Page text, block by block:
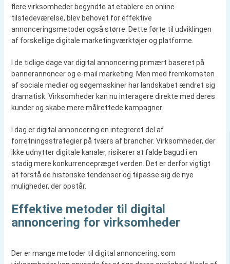
flere virksomheder begyndte at etablere en online
tilstedeværelse, blev behovet for effektive
annonceringsmetoder også større. Dette førte til udviklingen
af forskellige digitale marketingværktøjer og platforme.
I de tidlige dage var digital annoncering primært baseret på
bannerannoncer og e-mail marketing. Men med fremkomsten
af sociale medier og søgemaskiner har landskabet ændret sig
dramatisk. Virksomheder kan nu interagere direkte med deres
kunder og skabe mere målrettede kampagner.
I dag er digital annoncering en integreret del af
forretningsstrategier på tværs af brancher. Virksomheder, der
ikke udnytter digitale kanaler, risikerer at falde bagud i en
stadig mere konkurrencepræget verden. Det er derfor vigtigt
at forstå de historiske tendenser og tilpasse sig de nye
muligheder, der opstår.
Effektive metoder til digital
annoncering for virksomheder
Der er mange metoder til digital annoncering, som